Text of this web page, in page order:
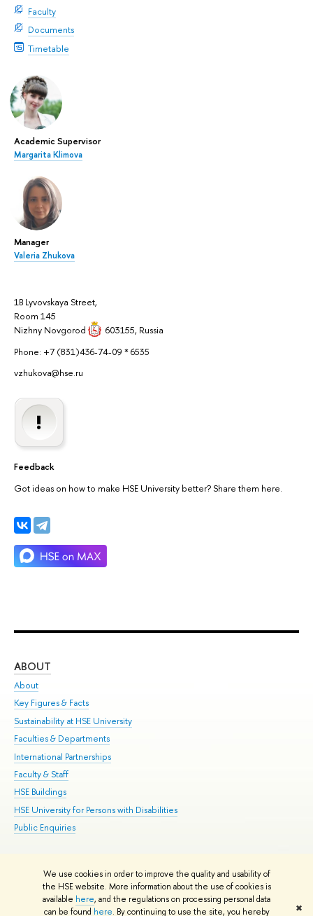
We use cookies in order to improve the quality and usability of
the HSE website. More information about the use of cookies is
available here, and the regulations on processing personal data
can be found here. By continuing to use the site, you hereby ✖
Faculty
Documents
Timetable
Academic Supervisor
Margarita Klimova
Manager
Valeria Zhukova
1B Lyvovskaya Street,
Room 145
Nizhny Novgorod
603155, Russia
Phone: +7 (831)436-74-09 * 6535
vzhukova@hse.ru
Feedback
Got ideas on how to make HSE University better? Share them here.
ABOUT
About
Key Figures & Facts
Sustainability at HSE University
Faculties & Departments
International Partnerships
Faculty & Staff
HSE Buildings
HSE University for Persons with Disabilities
Public Enquiries
© HSE University 1993–2026 Contacts Copyright Privacy Policy